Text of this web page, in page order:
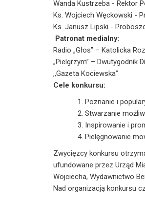
Wanda Kustrzeba - Rektor
Ks. Wojciech Węckowski -
Ks. Janusz Lipski -
Patronat medialny:
Radio „Głos” – Katolicka
„Pielgrzym” – Dwutygodnik
,,Gazeta Kociewska”
Cele konkursu:
Poznanie i
Stwarzanie
Inspirowanie i
Pielęgnowanie
Zwycięzcy konkursu
ufundowane przez Urząd
Wojciecha, Wydawnictwo
Nad organizacją konkursu